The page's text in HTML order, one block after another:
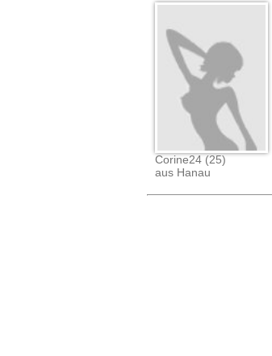
Corine24 (25)
aus Hanau